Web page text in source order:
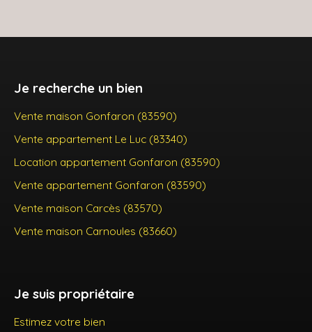
Je recherche un bien
Vente maison Gonfaron (83590)
Vente appartement Le Luc (83340)
Location appartement Gonfaron (83590)
Vente appartement Gonfaron (83590)
Vente maison Carcès (83570)
Vente maison Carnoules (83660)
Je suis propriétaire
Estimez votre bien